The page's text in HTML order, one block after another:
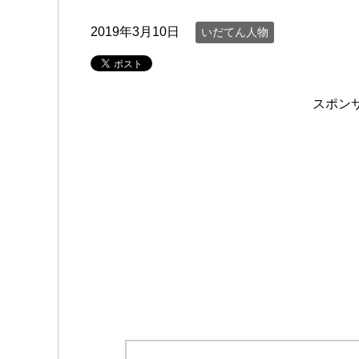
2019年3月10日 いだてん人物
スポン